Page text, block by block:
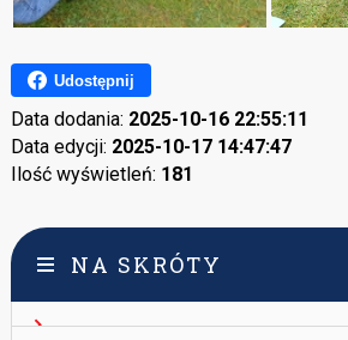
Udostępnij
Data dodania: 2025-10-16 22:55:11
Data edycji: 2025-10-17 14:47:47
Ilość wyświetleń: 181
NA SKRÓTY